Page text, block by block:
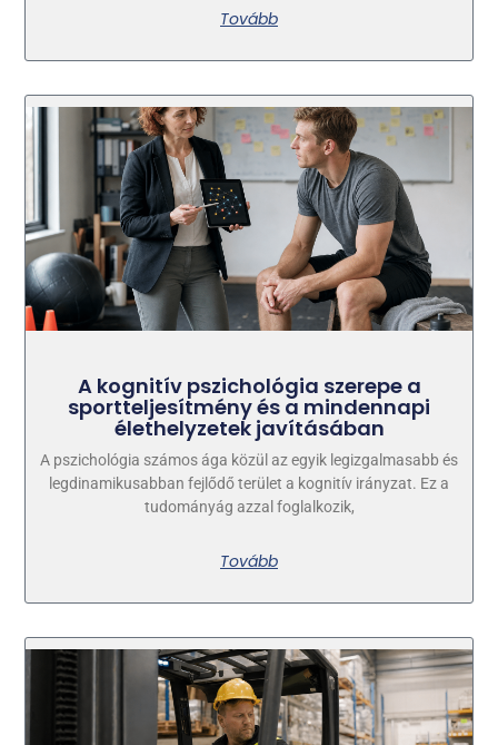
Tovább
A kognitív pszichológia szerepe a
sportteljesítmény és a mindennapi
élethelyzetek javításában
A pszichológia számos ága közül az egyik legizgalmasabb és
legdinamikusabban fejlődő terület a kognitív irányzat. Ez a
tudományág azzal foglalkozik,
Tovább